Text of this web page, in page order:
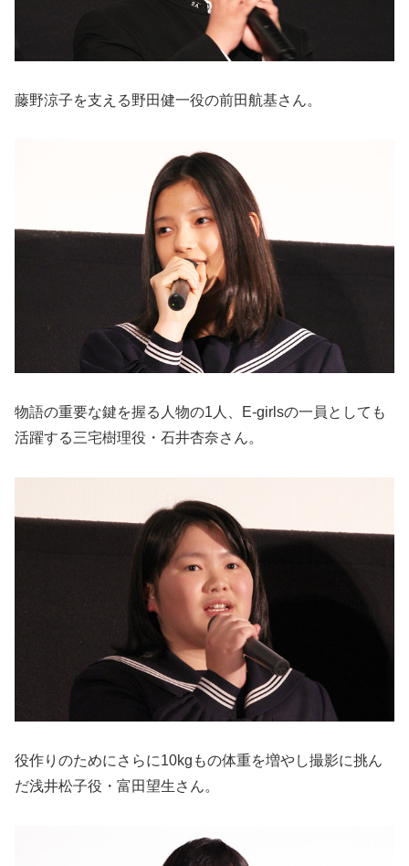
藤野涼子を支える野田健一役の前田航基さん。
物語の重要な鍵を握る人物の1人、E-girlsの一員としても
活躍する三宅樹理役・石井杏奈さん。
役作りのためにさらに10kgもの体重を増やし撮影に挑ん
だ浅井松子役・富田望生さん。